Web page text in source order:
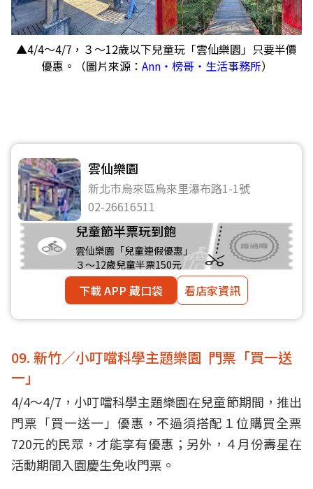
▲4/4～4/7，３～12歲以下兒童玩「雲仙樂園」只要半價
優惠。（圖片來源： Ann‧榜哥‧生活事務所）
雲仙樂園
新北市烏來區烏來里瀑布路1-1號
02-26616511
兒童節半票玩到飽
雲仙樂園「兒童連假優惠」
３～12歲兒童半票150元
下載 APP 藏口袋 看店家資訊
09. 新竹／小叮噹科學主題樂園 門票「買一送
一」
4/4～4/7，小叮噹科學主題樂園在兒童節期間，推出
門票「買一送一」優惠，不過須搭配１位購買全票
720元的民眾，才能享有優惠；另外，４月份壽星在
活動期間入園慶生免收門票。